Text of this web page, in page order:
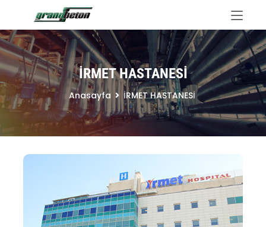
İRMET HASTANESİ
Anasayfa İRMET HASTANESİ